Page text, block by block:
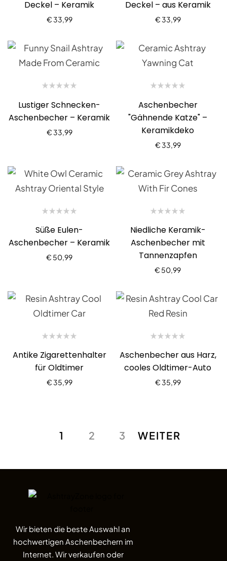
Deckel – Keramik
€ 33,99
Deckel – aus Keramik
€ 33,99
Lustiger Schnecken-
Aschenbecher – Keramik
€ 33,99
Aschenbecher
"Gähnende Katze" –
Keramikdeko
€ 33,99
Süße Eulen-
Aschenbecher – Keramik
€ 50,99
Niedliche Keramik-
Aschenbecher mit
Tannenzapfen
€ 50,99
Antike Zigarettenhalter
für Oldtimer
€ 35,99
Aschenbecher aus Harz,
cooles Oldtimer-Auto
€ 35,99
1 2 3 WEITER
Wir bieten die beste Auswahl an
hochwertigen Aschenbechern im
Internet. Wir verkaufen oder